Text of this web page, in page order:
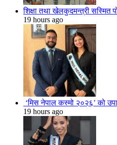
शिक्षा तथा खेलकुदमन्त्री सस्मित
19 hours ago
‘मिस नेपाल कस्मो २०२६’ को
19 hours ago